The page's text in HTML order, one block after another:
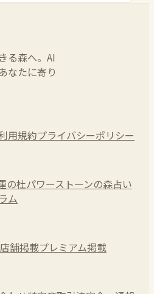
る森へ。AI
なたに寄り
用規約プライバシーポリシー
の杜パワーストーンの森占い
ム
店舗掲載プレミアム掲載